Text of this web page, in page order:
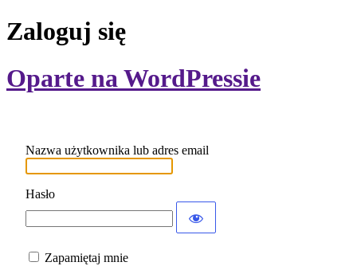
Zaloguj się
Oparte na WordPressie
Nazwa użytkownika lub adres email
Hasło
Zapamiętaj mnie